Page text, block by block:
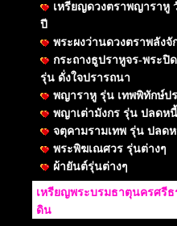
เหรียญดวงตราพญาราหู
ปี
พระผงว่านดวงตราพลังจั
กระถางธูปราหูจร-พระปิ
รุ่น ดั่งใจปรารถนา
พญาราหู รุ่น เทพพิทักษ์ป
พญาเต่ามังกร รุ่น ปลดห
จตุคามรามเทพ รุ่น ปลด
พระพิฆเณศวร รุ่นต่างๆ
ผ้ายันต์รุ่นต่างๆ
เหรียญพระบรมธาตุนครศรีธ
ดิน